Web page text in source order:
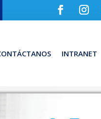
INTRANET